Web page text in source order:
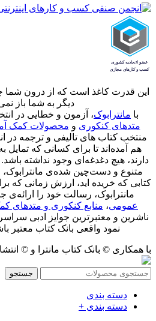
این قدرت کاغذ است که از درون شما
دیگر به شما باز
با مانترابوک، آزمون و خطایی در
متدهای کنکوری و محصولات کمک
منتخب کتاب‌ های تالیفی و ترجمه در
هم آمده‌اند تا برای کسانی که تمایل
دارند، هیچ دغدغه‌ای وجود نداشته
متنوع و دست‌چین شده‌ی مانترابوک،
کتابی که خریده اید، ارزش زمانی که
مانترابوک، رسالت خود را ارائه‌ی
عمومی، منابع کنکوری و متدهای
ناشرین و معتبرترین جوایز ادبی
نمود واقعی بانک کتاب معتبر
با همکاری © بانک کتاب مانترا و ©
جستجو
دسته بندی
دسته بندی +